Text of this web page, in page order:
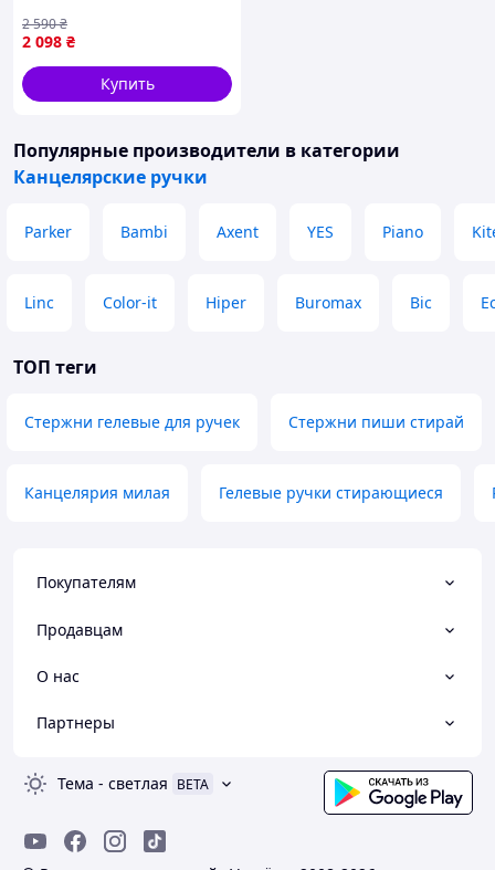
Гарантия
2 098 ₴
2 590₴
Купить
Популярные производители в категории
Канцелярские ручки
Parker Bambi Axent YES Piano
Linc Color-it Hiper Buromax Bic
ТОП теги
Стержни гелевые для ручек Стержни пиши стирай
Канцелярия милая Гелевые ручки стирающиеся
Покупателям
Продавцам
О нас
Партнеры
Тема - светлая BETA